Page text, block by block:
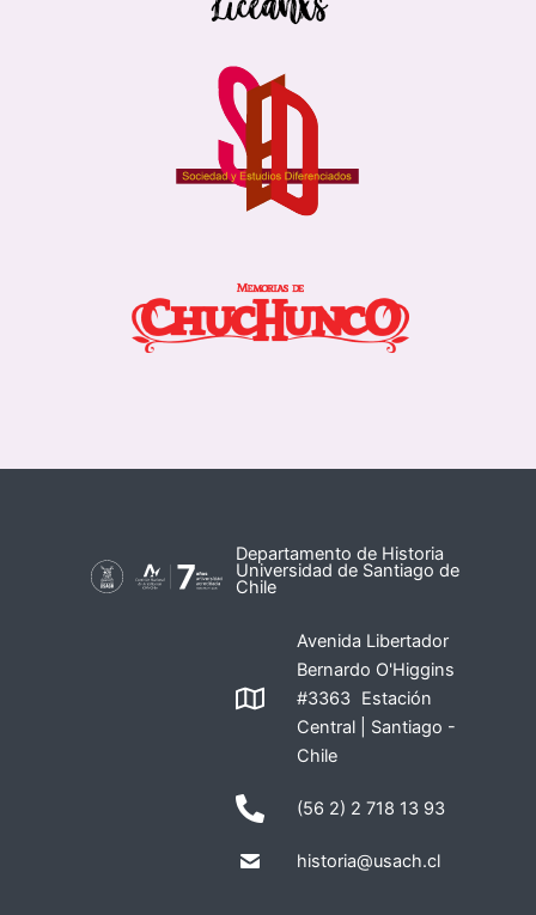
Departamento de Historia
Universidad de Santiago de
Chile
Avenida Libertador
Bernardo O'Higgins
#3363 Estación
Central | Santiago -
Chile
(56 2) 2 718 13 93
historia@usach.cl